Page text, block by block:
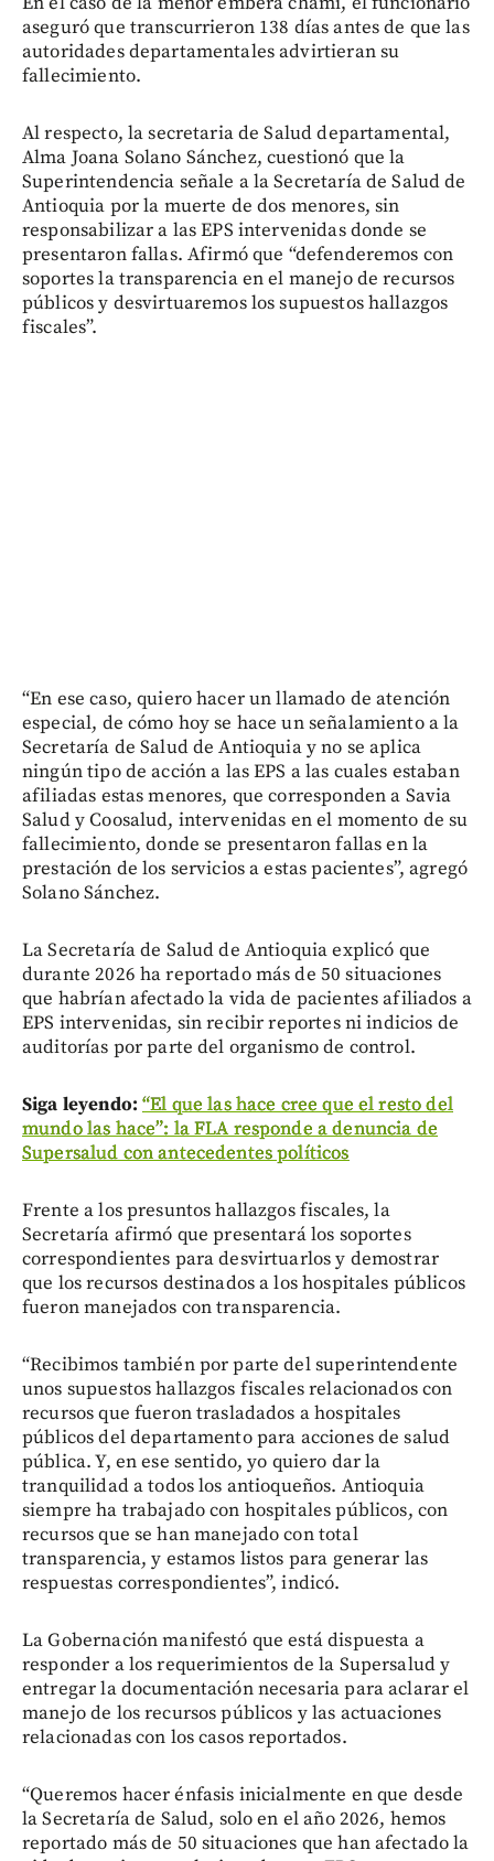
aseguró que transcurrieron 138 días antes de que las
autoridades departamentales advirtieran su
fallecimiento.
Al respecto, la secretaria de Salud departamental,
Alma Joana Solano Sánchez, cuestionó que la
Superintendencia señale a la Secretaría de Salud de
Antioquia por la muerte de dos menores, sin
responsabilizar a las EPS intervenidas donde se
presentaron fallas. Afirmó que “defenderemos con
soportes la transparencia en el manejo de recursos
públicos y desvirtuaremos los supuestos hallazgos
fiscales”.
“En ese caso, quiero hacer un llamado de atención
especial, de cómo hoy se hace un señalamiento a la
Secretaría de Salud de Antioquia y no se aplica
ningún tipo de acción a las EPS a las cuales estaban
afiliadas estas menores, que corresponden a Savia
Salud y Coosalud, intervenidas en el momento de su
fallecimiento, donde se presentaron fallas en la
prestación de los servicios a estas pacientes”, agregó
Solano Sánchez.
La Secretaría de Salud de Antioquia explicó que
durante 2026 ha reportado más de 50 situaciones
que habrían afectado la vida de pacientes afiliados a
EPS intervenidas, sin recibir reportes ni indicios de
auditorías por parte del organismo de control.
Siga leyendo: “El que las hace cree que el resto del
mundo las hace”: la FLA responde a denuncia de
Supersalud con antecedentes políticos
Frente a los presuntos hallazgos fiscales, la
Secretaría afirmó que presentará los soportes
correspondientes para desvirtuarlos y demostrar
que los recursos destinados a los hospitales públicos
fueron manejados con transparencia.
“Recibimos también por parte del superintendente
unos supuestos hallazgos fiscales relacionados con
recursos que fueron trasladados a hospitales
públicos del departamento para acciones de salud
pública. Y, en ese sentido, yo quiero dar la
tranquilidad a todos los antioqueños. Antioquia
siempre ha trabajado con hospitales públicos, con
recursos que se han manejado con total
transparencia, y estamos listos para generar las
respuestas correspondientes”, indicó.
La Gobernación manifestó que está dispuesta a
responder a los requerimientos de la Supersalud y
entregar la documentación necesaria para aclarar el
manejo de los recursos públicos y las actuaciones
relacionadas con los casos reportados.
“Queremos hacer énfasis inicialmente en que desde
la Secretaría de Salud, solo en el año 2026, hemos
reportado más de 50 situaciones que han afectado la